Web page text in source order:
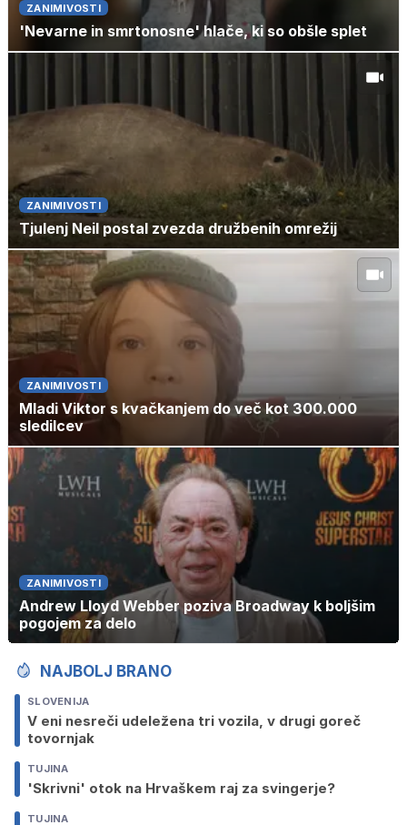
ZANIMIVOSTI
'Nevarne in smrtonosne' hlače, ki so obšle splet
ZANIMIVOSTI
Tjulenj Neil postal zvezda družbenih omrežij
ZANIMIVOSTI
Mladi Viktor s kvačkanjem do več kot 300.000
sledilcev
ZANIMIVOSTI
Andrew Lloyd Webber poziva Broadway k boljšim
pogojem za delo
NAJBOLJ BRANO
SLOVENIJA
V eni nesreči udeležena tri vozila, v drugi goreč
tovornjak
TUJINA
'Skrivni' otok na Hrvaškem raj za svingerje?
TUJINA